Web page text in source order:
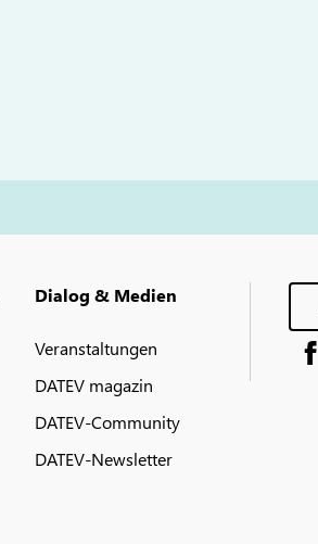
Dialog & Medien
Veranstaltungen
DATEV magazin
DATEV-Community
DATEV-Newsletter